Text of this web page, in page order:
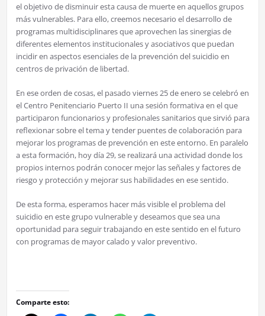
el objetivo de disminuir esta causa de muerte en aquellos grupos
más vulnerables. Para ello, creemos necesario el desarrollo de
programas multidisciplinares que aprovechen las sinergias de
diferentes elementos institucionales y asociativos que puedan
incidir en aspectos esenciales de la prevención del suicidio en
centros de privación de libertad.
En ese orden de cosas, el pasado viernes 25 de enero se celebró en
el Centro Penitenciario Puerto II una sesión formativa en el que
participaron funcionarios y profesionales sanitarios que sirvió para
reflexionar sobre el tema y tender puentes de colaboración para
mejorar los programas de prevención en este entorno. En paralelo
a esta formación, hoy día 29, se realizará una actividad donde los
propios internos podrán conocer mejor las señales y factores de
riesgo y protección y mejorar sus habilidades en ese sentido.
De esta forma, esperamos hacer más visible el problema del
suicidio en este grupo vulnerable y deseamos que sea una
oportunidad para seguir trabajando en este sentido en el futuro
con programas de mayor calado y valor preventivo.
Comparte esto: